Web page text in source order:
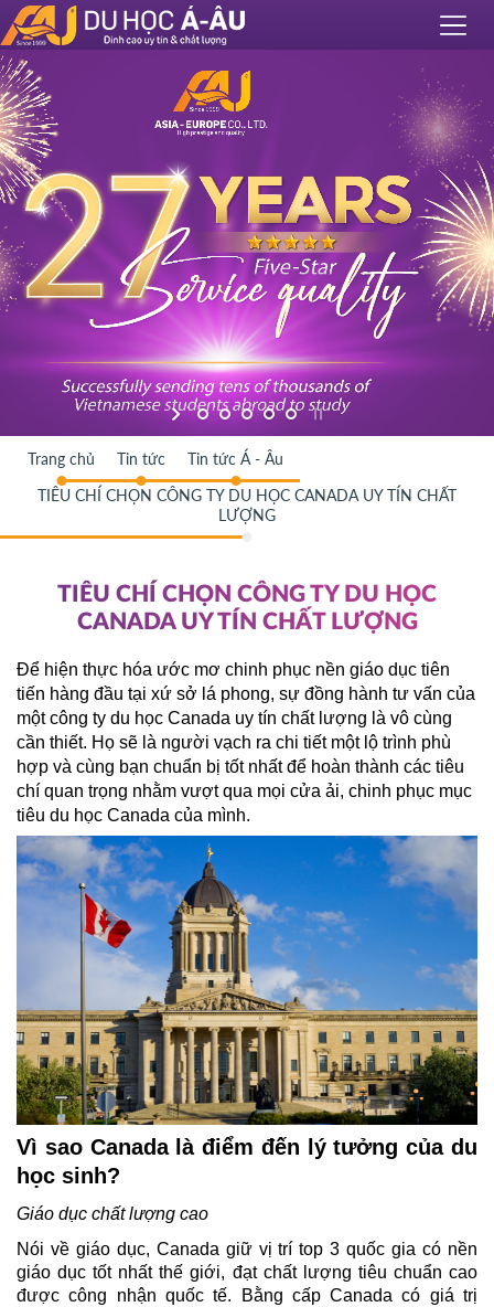
Trang chủ Tin tức Tin tức Á - Âu
​​​​​​​TIÊU CHÍ CHỌN CÔNG TY DU HỌC CANADA UY TÍN CHẤT
LƯỢNG
​​​​​​​TIÊU CHÍ CHỌN CÔNG TY DU HỌC
CANADA UY TÍN CHẤT LƯỢNG
Để hiện thực hóa ước mơ chinh phục nền giáo dục tiên
tiến hàng đầu tại xứ sở lá phong, sự đồng hành tư vấn của
một công ty du học Canada uy tín chất lượng là vô cùng
cần thiết. Họ sẽ là người vạch ra chi tiết một lộ trình phù
hợp và cùng bạn chuẩn bị tốt nhất để hoàn thành các tiêu
chí quan trọng nhằm vượt qua mọi cửa ải, chinh phục mục
tiêu du học Canada của mình.
Vì sao Canada là điểm đến lý tưởng của du
học sinh?
Giáo dục chất lượng cao
Nói về giáo dục, Canada giữ vị trí top 3 quốc gia có nền
giáo dục tốt nhất thế giới, đạt chất lượng tiêu chuẩn cao
được công nhận quốc tế. Bằng cấp Canada có giá trị